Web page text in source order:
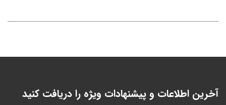
آخرین اطلاعات و پیشنهادات ویژه را دریافت کنید